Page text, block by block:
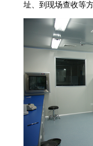
址、到现场查收等